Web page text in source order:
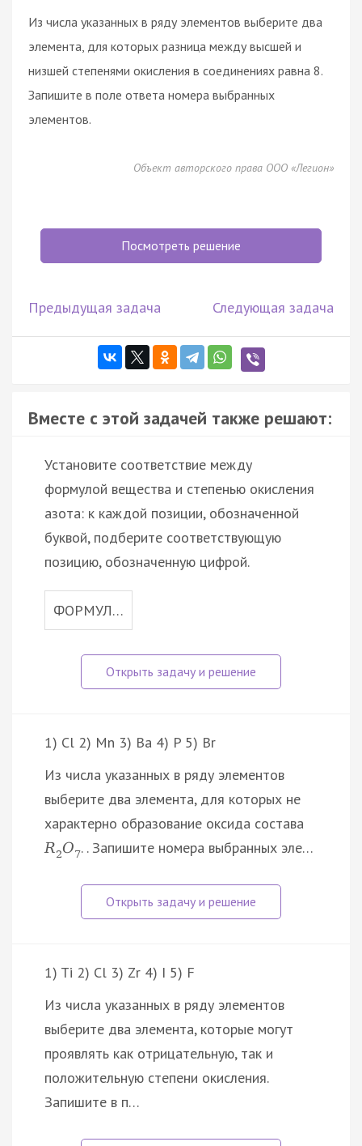
Из числа указанных в ряду элементов выберите два
элемента, для которых разница между высшей и
низшей степенями окисления в соединениях равна 8.
Запишите в поле ответа номера выбранных
элементов.
Объект авторского права ООО «Легион»
Посмотреть решение
Предыдущая задача Следующая задача
Вместе с этой задачей также решают:
Установите соответствие между
формулой вещества и степенью окисления
азота: к каждой позиции, обозначенной
буквой, подберите соответствующую
позицию, обозначенную цифрой.
ФОРМУЛ…
1) Cl 2) Mn 3) Ba 4) P 5) Br
Из числа указанных в ряду элементов
выберите два элемента, для которых не
характерно образование оксида состава
R2O7. . Запишите номера выбранных эле…
1) Ti 2) Cl 3) Zr 4) I 5) F
Из числа указанных в ряду элементов
выберите два элемента, которые могут
проявлять как отрицательную, так и
положительную степени окисления.
Запишите в п…